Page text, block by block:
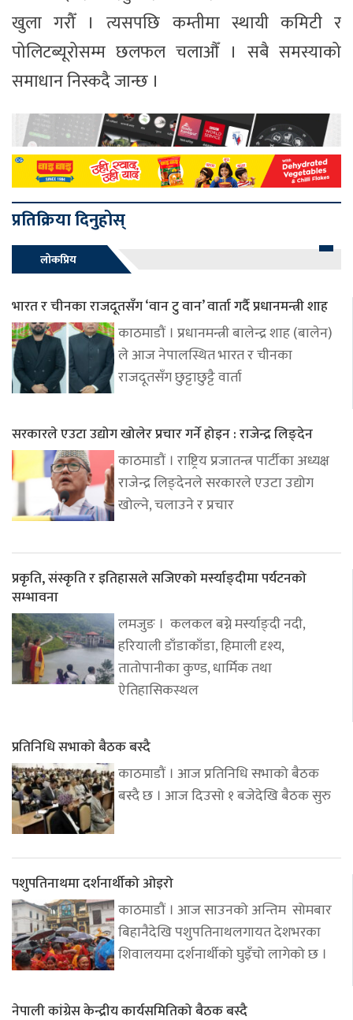
खुला गरौँ । त्यसपछि कम्तीमा स्थायी कमिटी र
पोलिटब्यूरोसम्म छलफल चलाऔँ । सबै समस्याको
समाधान निस्कदै जान्छ ।
प्रतिक्रिया दिनुहोस्
लोकप्रिय
भारत र चीनका राजदूतसँग ‘वान टु वान’ वार्ता गर्दै प्रधानमन्त्री शाह
काठमाडौं । प्रधानमन्त्री बालेन्द्र शाह (बालेन)
ले आज नेपालस्थित भारत र चीनका
राजदूतसँग छुट्टाछुट्टै वार्ता
सरकारले एउटा उद्योग खोलेर प्रचार गर्ने होइन : राजेन्द्र लिङ्देन
काठमाडौं । राष्ट्रिय प्रजातन्त्र पार्टीका अध्यक्ष
राजेन्द्र लिङ्देनले सरकारले एउटा उद्योग
खोल्ने, चलाउने र प्रचार
प्रकृति, संस्कृति र इतिहासले सजिएको मर्स्याङ्दीमा पर्यटनको
सम्भावना
लमजुङ । कलकल बग्ने मर्स्याङ्दी नदी,
हरियाली डाँडाकाँडा, हिमाली दृश्य,
तातोपानीका कुण्ड, धार्मिक तथा
ऐतिहासिकस्थल
प्रतिनिधि सभाको बैठक बस्दै
काठमाडौं । आज प्रतिनिधि सभाको बैठक
बस्दै छ । आज दिउसो १ बजेदेखि बैठक सुरु
पशुपतिनाथमा दर्शनार्थीको ओइरो
काठमाडौं । आज साउनको अन्तिम सोमबार
बिहानैदेखि पशुपतिनाथलगायत देशभरका
शिवालयमा दर्शनार्थीको घुइँचो लागेको छ ।
नेपाली कांग्रेस केन्द्रीय कार्यसमितिको बैठक बस्दै